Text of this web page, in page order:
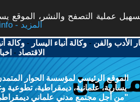
عملية التصفح والنشر، الموقع
More info - المزيد
الأدب والفن -وكالة أنباء اليسار -وكالة
الاقتصاد -
الموقع الرئيسي لمؤسسة الحوار
يسارية، علمانية، ديمقراطية، تطوعية
"من أجل مجتمع مدني علماني ديمقراطي